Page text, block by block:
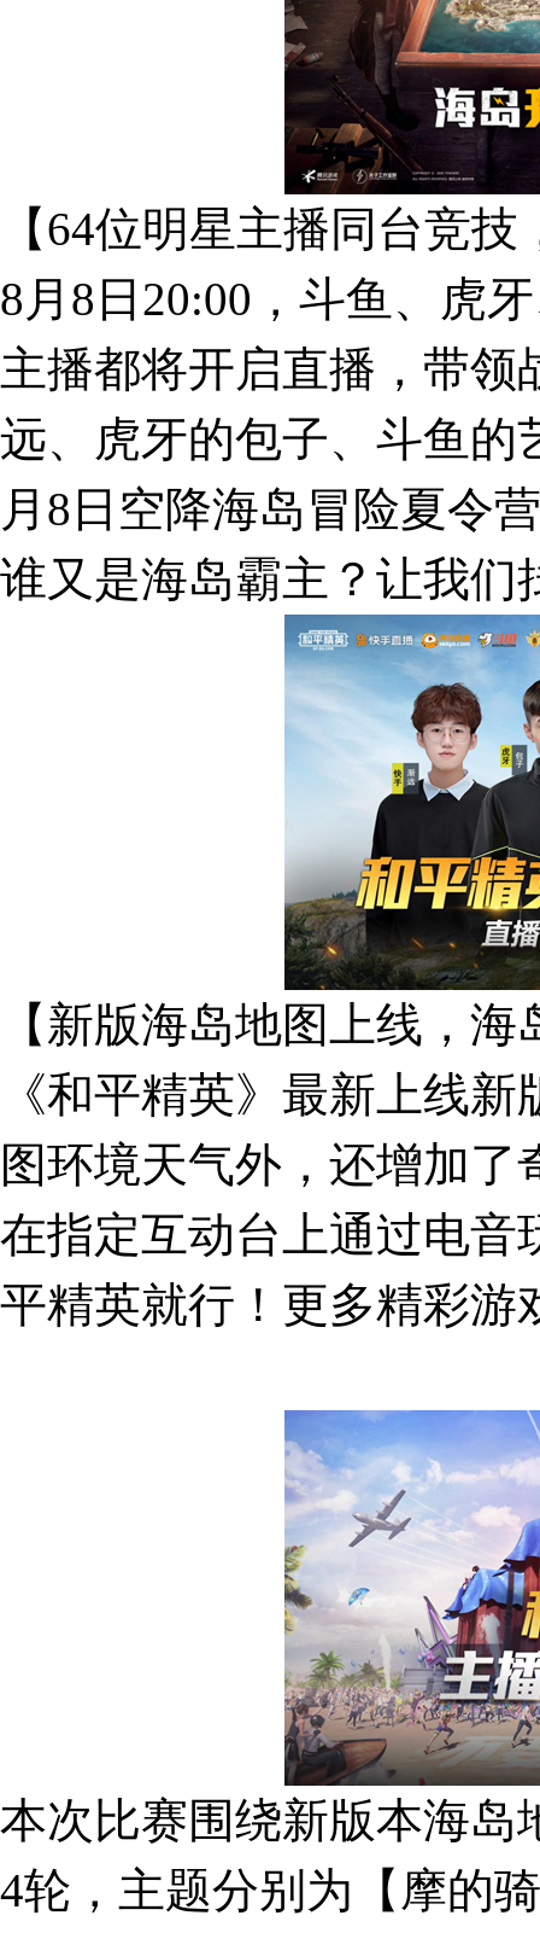
【64位明星主播同台竞
8月8日20:00，斗鱼、虎
主播都将开启直播，带领
远、虎牙的包子、斗鱼的
月8日空降海岛冒险夏令
谁又是海岛霸主？让我们
【新版海岛地图上线，
《和平精英》最新上线
图环境天气外，还增加
在指定互动台上通过电音
平精英就行！更多精彩游
本次比赛围绕新版本海岛
4轮，主题分别为【摩的